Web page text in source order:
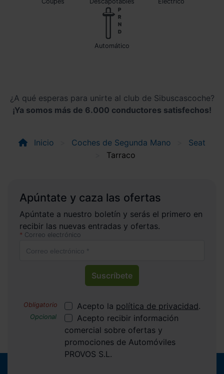
automático
¿A qué esperas para unirte al club de Sibuscascoche?
¡Ya somos más de 6.000 conductores satisfechos!
Inicio Coches de Segunda Mano
Seat
Tarraco
Apúntate y caza las ofertas
Apúntate a nuestro boletín y serás el primero en
recibir las nuevas entradas y ofertas.
Correo electrónico
Suscríbete
Acepto la política de privacidad.
Acepto recibir información
comercial sobre ofertas y
promociones de Automóviles
PROVOS S.L.